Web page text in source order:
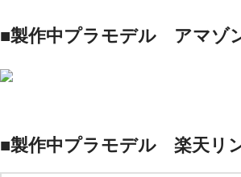
■製作中プラモデル アマゾ
■製作中プラモデル 楽天リ